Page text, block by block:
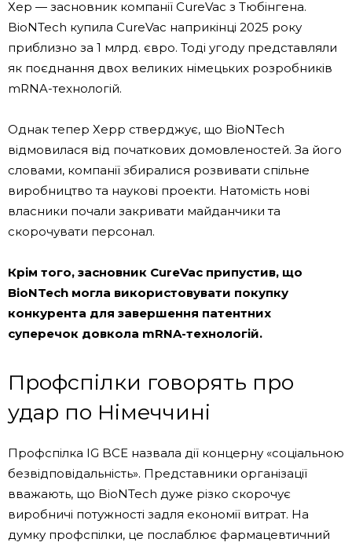
Хер — засновник компанії CureVac з Тюбінгена.
BioNTech купила CureVac наприкінці 2025 року
приблизно за 1 млрд. євро. Тоді угоду представляли
як поєднання двох великих німецьких розробників
mRNA-технологій.
Однак тепер Херр стверджує, що BioNTech
відмовилася від початкових домовленостей. За його
словами, компанії збиралися розвивати спільне
виробництво та наукові проекти. Натомість нові
власники почали закривати майданчики та
скорочувати персонал.
Крім того, засновник CureVac припустив, що
BioNTech могла використовувати покупку
конкурента для завершення патентних
суперечок довкола mRNA-технологій.
Профспілки говорять про
удар по Німеччині
Профспілка IG BCE назвала дії концерну «соціальною
безвідповідальність». Представники організації
вважають, що BioNTech дуже різко скорочує
виробничі потужності задля економії витрат. На
думку профспілки, це послаблює фармацевтичний